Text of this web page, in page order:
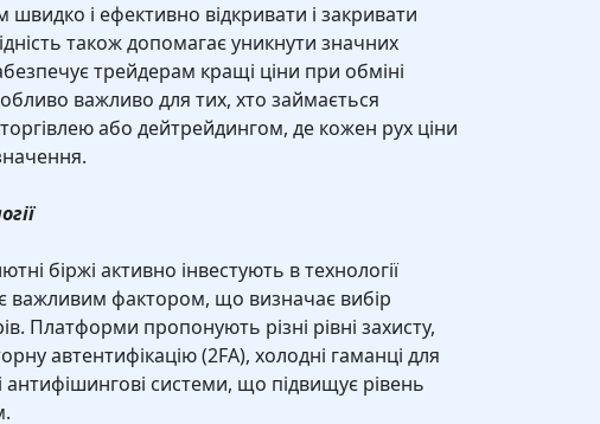
і ефективно відкривати і закривати
також допомагає уникнути значних
трейдерам кращі ціни при обміні
важливо для тих, хто займається
або дейтрейдингом, де кожен рух ціни
біржі активно інвестують в технології
важливим фактором, що визначає вибір
Платформи пропонують різні рівні захисту,
автентифікацію (2FA), холодні гаманці для
антифішингові системи, що підвищує рівень